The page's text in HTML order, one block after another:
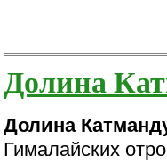
Долина
Долина
Гималайских